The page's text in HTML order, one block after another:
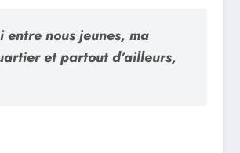
nous jeunes, ma
et partout d’ailleurs,